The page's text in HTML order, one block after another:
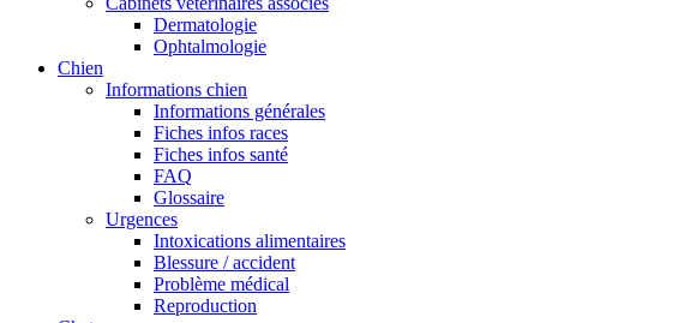
Dermatologie
Ophtalmologie
Chien
Informations chien
Informations générales
Fiches infos races
Fiches infos santé
FAQ
Glossaire
Urgences
Intoxications alimentaires
Blessure / accident
Problème médical
Reproduction